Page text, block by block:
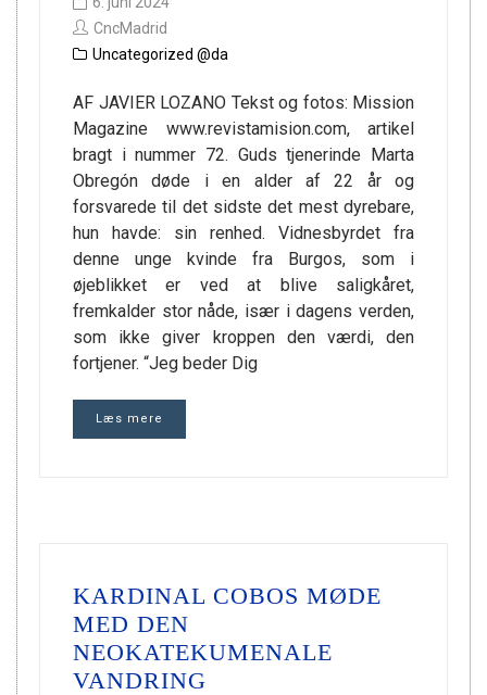
CncMadrid
Uncategorized @da
AF JAVIER LOZANO Tekst og fotos: Mission
Magazine www.revistamision.com, artikel
bragt i nummer 72. Guds tjenerinde Marta
Obregón døde i en alder af 22 år og
forsvarede til det sidste det mest dyrebare,
hun havde: sin renhed. Vidnesbyrdet fra
denne unge kvinde fra Burgos, som i
øjeblikket er ved at blive saligkåret,
fremkalder stor nåde, især i dagens verden,
som ikke giver kroppen den værdi, den
fortjener. “Jeg beder Dig
Læs mere
KARDINAL COBOS MØDE
MED DEN
NEOKATEKUMENALE
VANDRING